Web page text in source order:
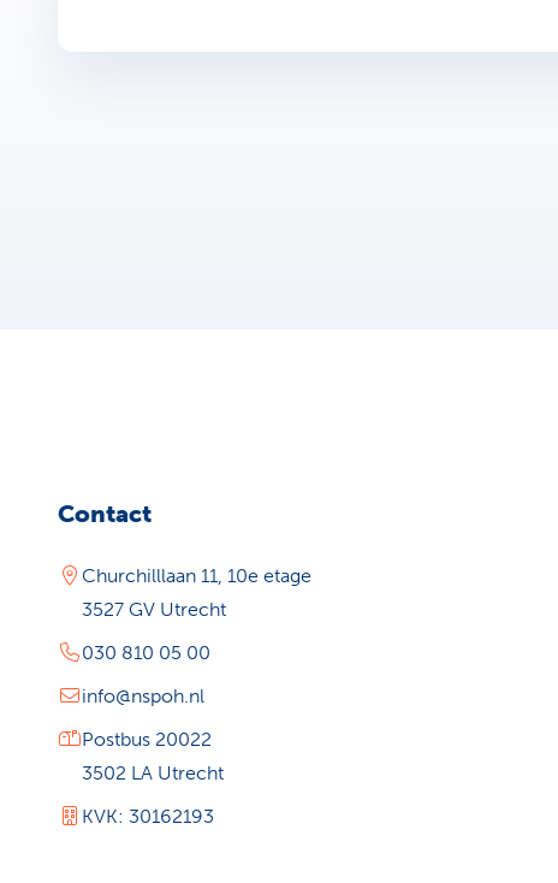
Contact
Churchilllaan 11, 10e etage
3527 GV Utrecht
030 810 05 00
info@nspoh.nl
Postbus 20022
3502 LA Utrecht
KVK: 30162193